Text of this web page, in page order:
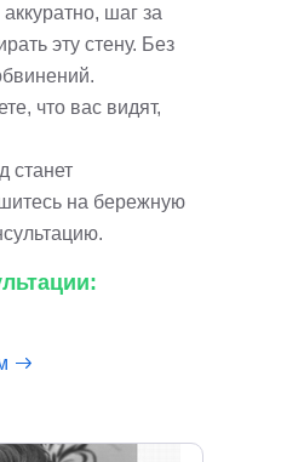
шаг за
эту стену. Без
что вас видят,
станет
на бережную